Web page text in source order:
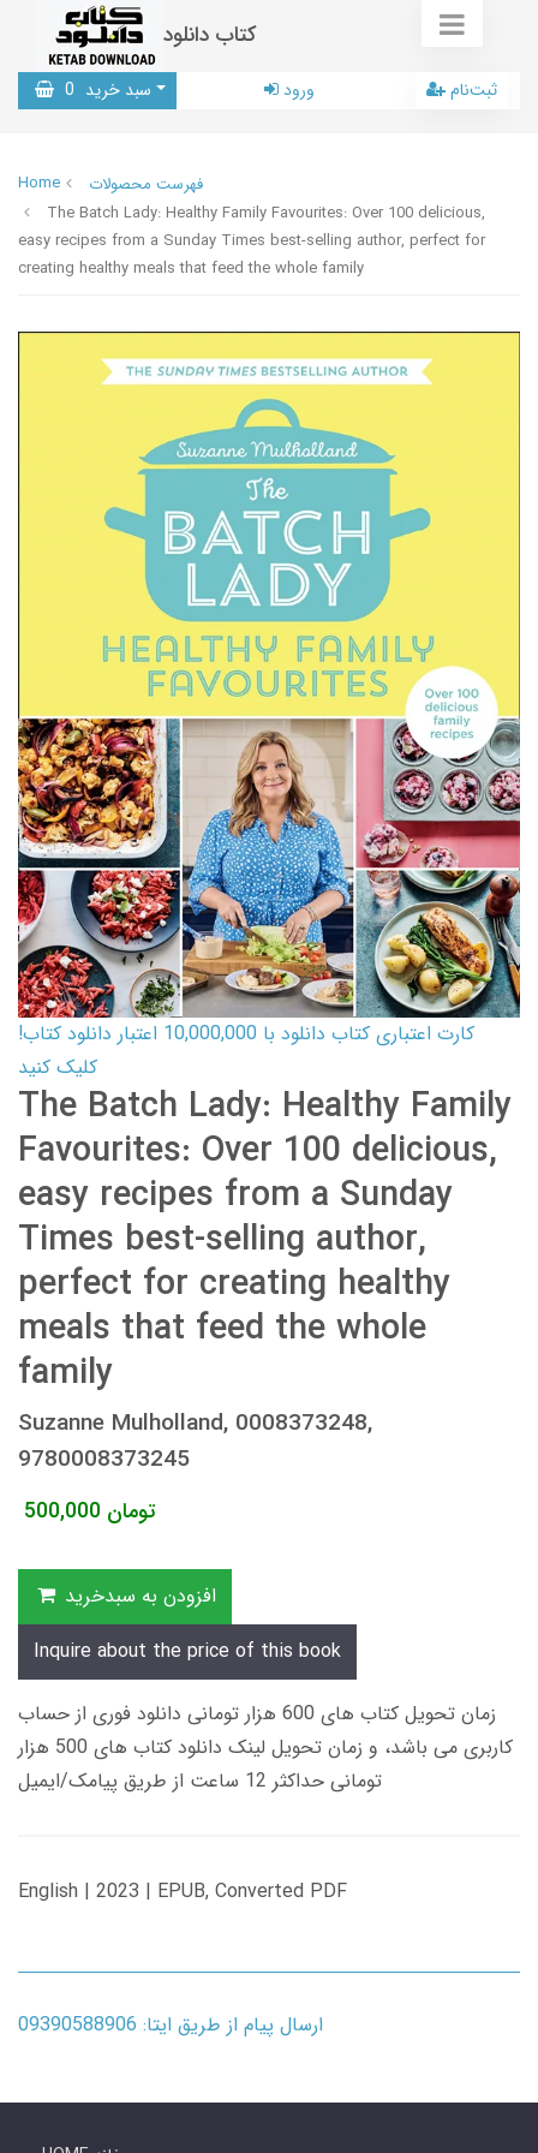
کتاب دانلود
سبد خرید 0 ورود ثبت‌نام
Home
فهرست محصولات
The Batch Lady: Healthy Family Favourites: Over 100 delicious,
easy recipes from a Sunday Times best-selling author, perfect for
creating healthy meals that feed the whole family
کارت اعتباری کتاب دانلود با 10,000,000 اعتبار دانلود کتاب!
کلیک کنید
The Batch Lady: Healthy Family
Favourites: Over 100 delicious,
easy recipes from a Sunday
Times best-selling author,
perfect for creating healthy
meals that feed the whole
family
Suzanne Mulholland, 0008373248,
9780008373245
500,000 تومان
افزودن به سبدخرید
Inquire about the price of this book
زمان تحویل کتاب های 600 هزار تومانی دانلود فوری از حساب
کاربری می باشد، و زمان تحویل لینک دانلود کتاب های 500 هزار
تومانی حداکثر 12 ساعت از طریق پیامک/ایمیل
English | 2023 | EPUB, Converted PDF
ارسال پیام از طریق ایتا: 09390588906